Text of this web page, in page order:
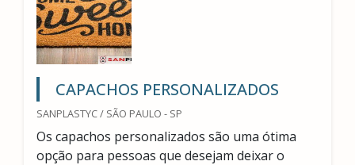
CAPACHOS PERSONALIZADOS
SANPLASTYC / SÃO PAULO - SP
Os capachos personalizados são uma ótima
opção para pessoas que desejam deixar o